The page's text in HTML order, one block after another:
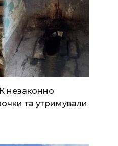
незаконно
та утримували